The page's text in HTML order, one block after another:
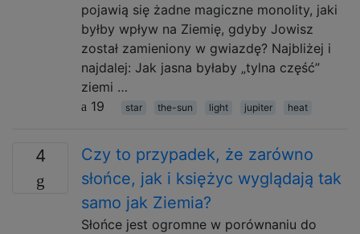
pojawią się żadne magiczne monolity, jaki
byłby wpływ na Ziemię, gdyby Jowisz
został zamieniony w gwiazdę? Najbliżej i
najdalej: Jak jasna byłaby „tylna część”
ziemi …
19
star the-sun light jupiter heat
4
Czy to przypadek, że zarówno
słońce, jak i księżyc wyglądają tak
samo jak Ziemia?
Słońce jest ogromne w porównaniu do